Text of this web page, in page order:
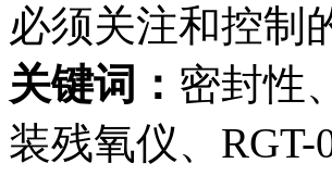
必须关注和控制
关键词： 密封性
装残氧仪、RGT-